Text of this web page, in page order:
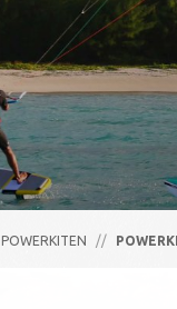
POWERKITEN //